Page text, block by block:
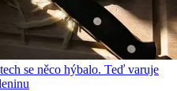
se něco hýbalo. Teď varuje